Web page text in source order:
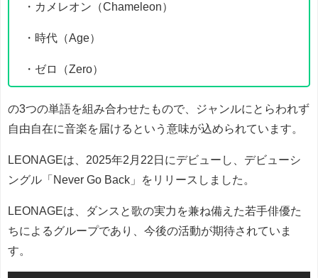
・カメレオン（Chameleon）
・時代（Age）
・ゼロ（Zero）
の3つの単語を組み合わせたもので、ジャンルにとらわれず
自由自在に音楽を届けるという意味が込められています。
LEONAGEは、2025年2月22日にデビューし、デビューシ
ングル「Never Go Back」をリリースしました。
LEONAGEは、ダンスと歌の実力を兼ね備えた若手俳優た
ちによるグループであり、今後の活動が期待されていま
す。